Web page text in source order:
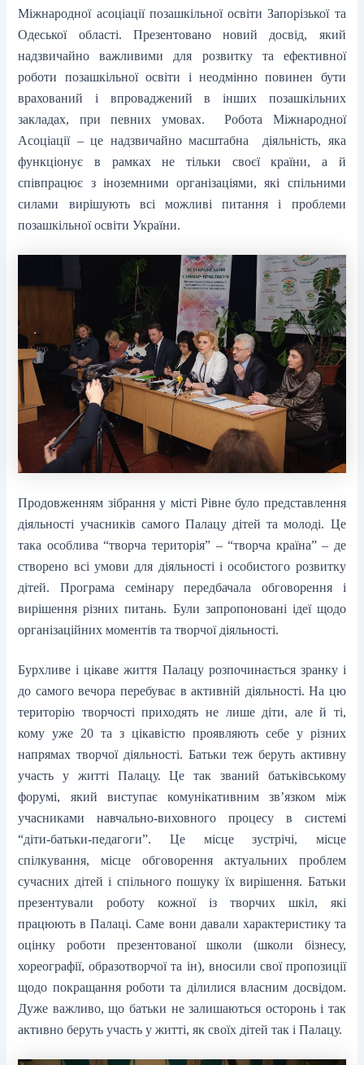
Міжнародної асоціації позашкільної освіти Запорізької та
Одеської області. Презентовано новий досвід, який
надзвичайно важливими для розвитку та ефективної
роботи позашкільної освіти і неодмінно повинен бути
врахований і впроваджений в інших позашкільних
закладах, при певних умовах. Робота Міжнародної
Асоціації – це надзвичайно масштабна діяльність, яка
функціонує в рамках не тільки своєї країни, а й
співпрацює з іноземними організаціями, які спільними
силами вирішують всі можливі питання і проблеми
позашкільної освіти України.
Продовженням зібрання у місті Рівне було представлення
діяльності учасників самого Палацу дітей та молоді. Це
така особлива “творча територія” – “творча країна” – де
створено всі умови для діяльності і особистого розвитку
дітей. Програма семінару передбачала обговорення і
вирішення різних питань. Були запропоновані ідеї щодо
організаційних моментів та творчої діяльності.
Бурхливе і цікаве життя Палацу розпочинається зранку і
до самого вечора перебуває в активній діяльності. На цю
територію творчості приходять не лише діти, але й ті,
кому уже 20 та з цікавістю проявляють себе у різних
напрямах творчої діяльності. Батьки теж беруть активну
участь у житті Палацу. Це так званий батьківському
форумі, який виступає комунікативним зв’язком між
учасниками навчально-виховного процесу в системі
“діти-батьки-педагоги”. Це місце зустрічі, місце
спілкування, місце обговорення актуальних проблем
сучасних дітей і спільного пошуку їх вирішення. Батьки
презентували роботу кожної із творчих шкіл, які
працюють в Палаці. Саме вони давали характеристику та
оцінку роботи презентованої школи (школи бізнесу,
хореографії, образотворчої та ін), вносили свої пропозиції
щодо покращання роботи та ділилися власним досвідом.
Дуже важливо, що батьки не залишаються осторонь і так
активно беруть участь у житті, як своїх дітей так і Палацу.